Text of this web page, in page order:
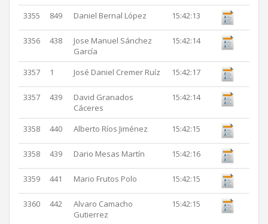
3355 849 Daniel Bernal López 15:42:13
3356 438
Jose Manuel Sánchez
García
15:42:14
3357 1 José Daniel Cremer Ruíz 15:42:17
3357 439
David Granados
Cáceres
15:42:14
3358 440 Alberto Ríos Jiménez 15:42:15
3358 439 Dario Mesas Martín 15:42:16
3359 441 Mario Frutos Polo 15:42:15
3360 442
Alvaro Camacho
Gutierrez
15:42:15